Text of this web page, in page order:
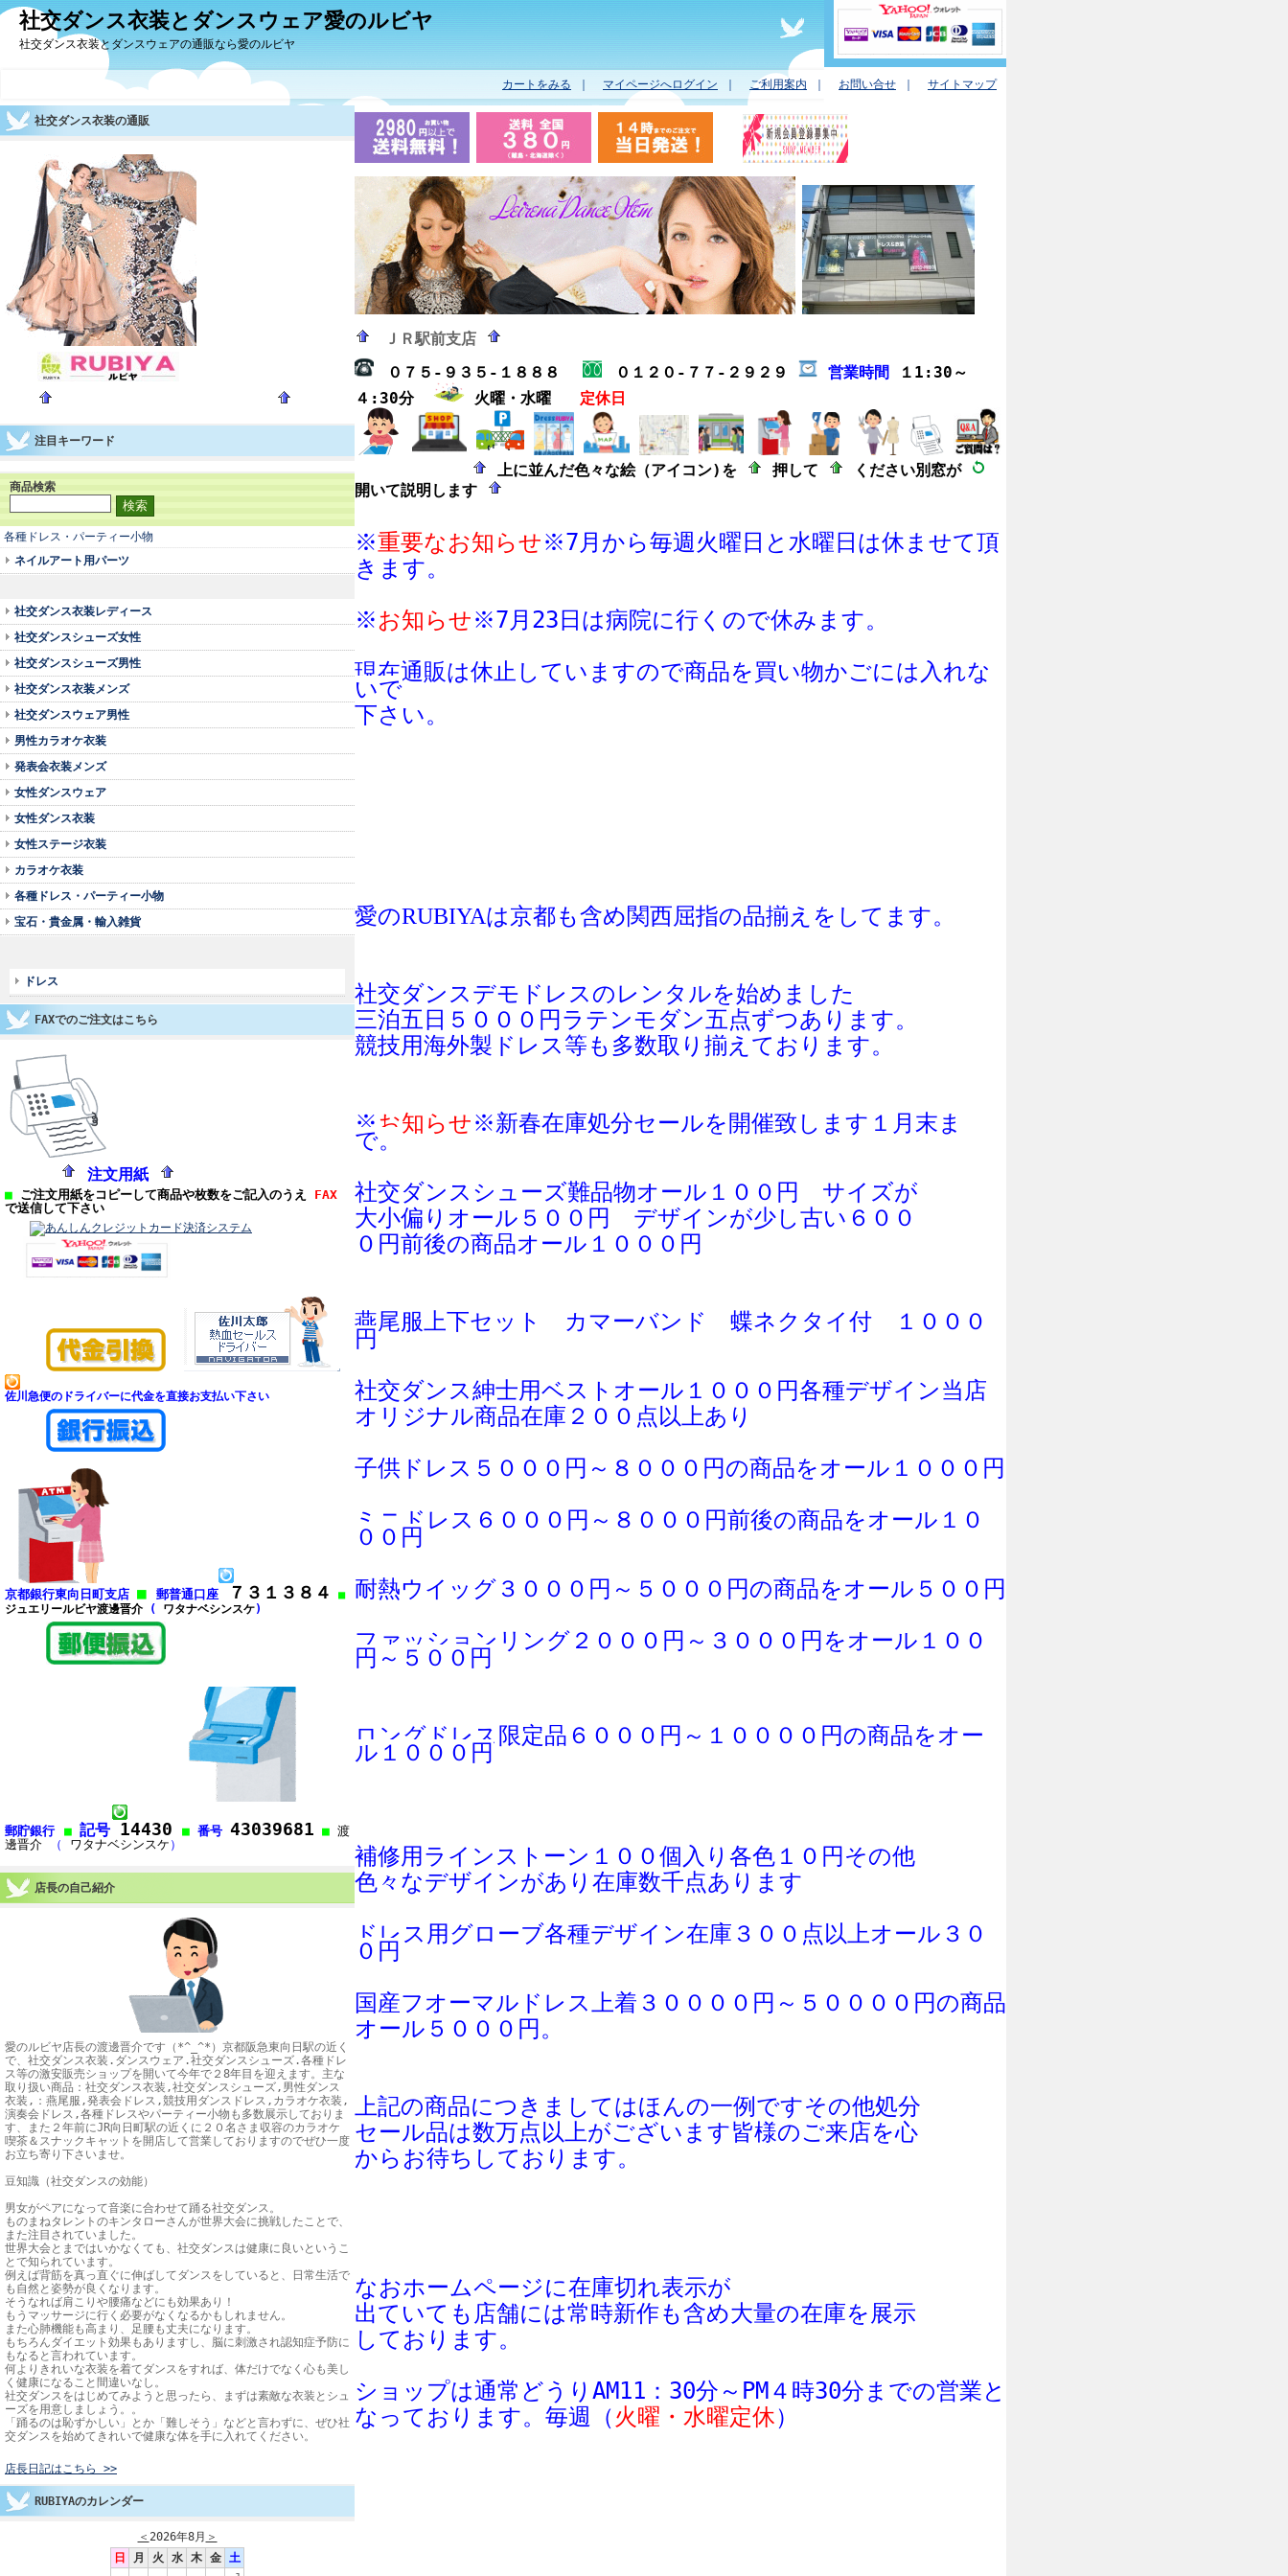
社交ダンス衣装とダンスウェア愛のルビヤ
社交ダンス衣装とダンスウェアの通販なら愛のルビヤ
カートをみる ｜ マイページへログイン ｜ ご利用案内 ｜ お問い合せ ｜ サイトマップ
社交ダンス衣装の通販
注目キーワード
商品検索
各種ドレス・パーティー小物
ネイルアート用パーツ
社交ダンス衣装レディース
社交ダンスシューズ女性
社交ダンスシューズ男性
社交ダンス衣装メンズ
社交ダンスウェア男性
男性カラオケ衣装
発表会衣装メンズ
女性ダンスウェア
女性ダンス衣装
女性ステージ衣装
カラオケ衣装
各種ドレス・パーティー小物
宝石・貴金属・輸入雑貨
ドレス
FAXでのご注文はこちら
注文用紙
■ ご注文用紙をコピーして商品や枚数をご記入のうえ FAX
で送信して下さい
佐川急便のドライバーに代金を直接お支払い下さい
京都銀行東向日町支店 ■ 郵普通口座 ７３１３８４
■
ジュエリールビヤ渡邊晋介 ( ワタナベシンスケ)
郵貯銀行 ■ 記号 14430 ■ 番号 43039681 ■ 渡
邊晋介
（ ワタナベシンスケ ）
店長の自己紹介
愛のルビヤ店長の渡邊晋介です（*^_^*）京都阪急東向日駅の近く
で、社交ダンス衣装.ダンスウェア.社交ダンスシューズ.各種ドレ
ス等の激安販売ショップを開いて今年で２8年目を迎えます。主な
取り扱い商品：社交ダンス衣装,社交ダンスシューズ,男性ダンス
衣装,：燕尾服,発表会ドレス,競技用ダンスドレス,カラオケ衣装,
演奏会ドレス,各種ドレスやパーティー小物も多数展示しておりま
す、また２年前にJR向日町駅の近くに２０名さま収容のカラオケ
喫茶＆スナックキャットを開店して営業しておりますのでぜひ一度
お立ち寄り下さいませ。
豆知識（社交ダンスの効能）
男女がペアになって音楽に合わせて踊る社交ダンス。
ものまねタレントのキンタローさんが世界大会に挑戦したことで、
また注目されていました。
世界大会とまではいかなくても、社交ダンスは健康に良いというこ
とで知られています。
例えば背筋を真っ直ぐに伸ばしてダンスをしていると、日常生活で
も自然と姿勢が良くなります。
そうなれば肩こりや腰痛などにも効果あり！
もうマッサージに行く必要がなくなるかもしれません。
また心肺機能も高まり、足腰も丈夫になります。
もちろんダイエット効果もありますし、脳に刺激され認知症予防に
もなると言われています。
何よりきれいな衣装を着てダンスをすれば、体だけでなく心も美し
く健康になること間違いなし。
社交ダンスをはじめてみようと思ったら、まずは素敵な衣装とシュ
ーズを用意しましょう。。
「踊るのは恥ずかしい」とか「難しそう」などと言わずに、ぜひ社
交ダンスを始めてきれいで健康な体を手に入れてください。
店長日記はこちら >>
RUBIYAのカレンダー
＜ 2026年8月 ＞
日
月 火 水 木 金
土
ＪＲ駅前支店
０７５-９３５-１８８８
０１２０-７７-２９２９ 営業時間 １1:30 ～
４:30分
火曜・水曜 定休日
上に並んだ色々な絵（アイコン)を 押して
ください別窓が
開いて説明します
※重要なお知らせ※7月から毎週火曜日と水曜日は休ませて頂
きます。
※お知らせ※7月23日は病院に行くので休みます。
現在通販は休止していますので商品を買い物かごには 入れな
いで
下さい。
愛のRUBIYAは京都も含め関西屈指の品揃えをしてま す。
社交ダンスデモドレスのレンタルを始めました
三泊五日５０００円ラテンモダン五点ずつあります。
競技用海外製ドレス等も多数取り揃えております。
※お知らせ※新春在庫処分セールを開催致します１月末ま
で。
社交ダンスシューズ難品物オール１００円 サイズが
大小偏りオール５００円 デザインが少し古い６００
０円前後の商品オール１０００円
燕尾服上下セット カマーバンド 蝶ネクタイ付 １０００
円
社交ダンス紳士用ベストオール１０００円各種デザイン当店
オリジナル商品在庫２００点以上あり
子供ドレス５０００円～８０００円の商品をオール１０００円
ミニドレス６０００円～８０００円前後の商品をオール１０
００円
耐熱ウイッグ３０００円～５０００円の商品をオール５００円
ファッションリング２０００円～３０００円をオール１００
円～５００円
ロングドレス限定品６０００円～１００００円の商品をオー
ル１０００円
補修用ラインストーン１００個入り各色１０円その他
色々なデザインがあり在庫数千点あります
ドレス用グローブ各種デザイン在庫３００点以上オール３０
０円
国産フオーマルドレス上着３００００円～５００００円の商品
オール５０００円。
上記の商品につきましてはほんの一例ですその他処分
セール品は数万点以上がございます皆様のご来店を心
からお待ちしております。
なおホームページに在庫切れ表示が
出て いても 店舗には常時新作も含め大量の在庫を展示
しております。
ショップは通常 どう り AM11：30分～ PM４時30分までの営業と
なっております。毎週
（火曜・水曜定休）